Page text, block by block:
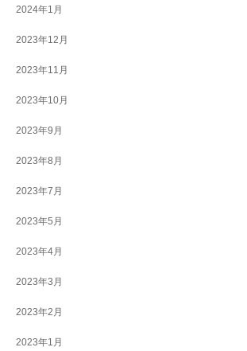
2024年1月
2023年12月
2023年11月
2023年10月
2023年9月
2023年8月
2023年7月
2023年5月
2023年4月
2023年3月
2023年2月
2023年1月